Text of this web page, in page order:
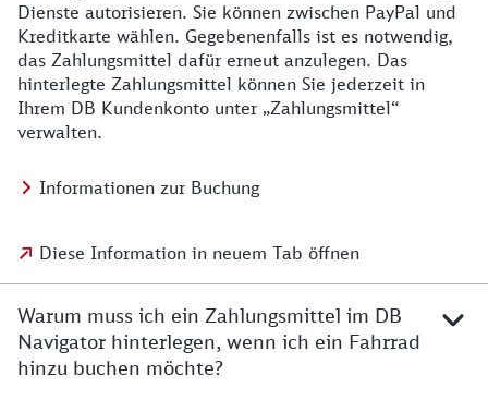
Dienste autorisieren. Sie können zwischen PayPal und
Kreditkarte wählen. Gegebenenfalls ist es notwendig,
das Zahlungsmittel dafür erneut anzulegen. Das
hinterlegte Zahlungsmittel können Sie jederzeit in
Ihrem DB Kundenkonto unter „Zahlungsmittel“
verwalten.
Informationen zur Buchung
Diese Information in neuem Tab öffnen
Warum muss ich ein Zahlungsmittel im DB
Navigator hinterlegen, wenn ich ein Fahrrad
hinzu buchen möchte?